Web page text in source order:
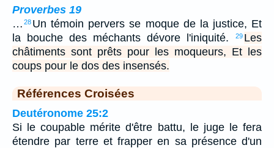
Proverbes 19
… 28 Un témoin pervers se moque de la justice, Et
la bouche des méchants dévore l'iniquité.
29 Les
châtiments sont prêts pour les moqueurs, Et les
coups pour le dos des insensés.
Références Croisées
Deutéronome 25:2
Si le coupable mérite d'être battu, le juge le fera
étendre par terre et frapper en sa présence d'un